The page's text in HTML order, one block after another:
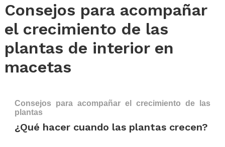
Consejos para acompañar
el crecimiento de las
plantas de interior en
macetas
Consejos para acompañar el crecimiento de las
plantas
¿Qué hacer cuando las plantas crecen?